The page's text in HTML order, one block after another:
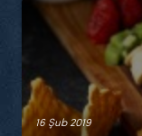
16 Şub 2019